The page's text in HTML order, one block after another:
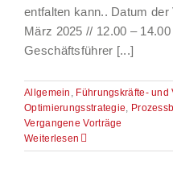
entfalten kann.. Datum
März 2025 // 12.00 –
Geschäftsführer [...]
Allgemein Führungskräfte- und
Optimierungsstrategie
Vergangene Vorträge
Weiterlesen